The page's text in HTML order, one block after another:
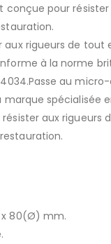
conçue pour résister
aux rigueurs de tout
à la norme
au
marque spécialisée
aux rigueurs
x 80(Ø) mm.